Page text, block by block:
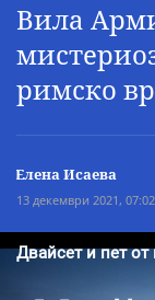
Вила
римско
Елена Исаева
13 декември 2021, 07:02